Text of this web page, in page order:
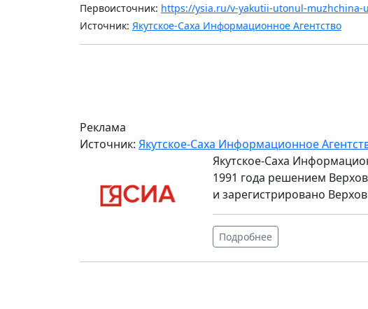
Первоисточник: https://ysia.ru/v-yakutii-utonul-muzhchina-
Источник: Якутское-Саха Информационное Агентство
Реклама
Источник: Якутское-Саха Информационное
Якутское-Саха
1991 года решением
и зарегистрировано
Подробнее